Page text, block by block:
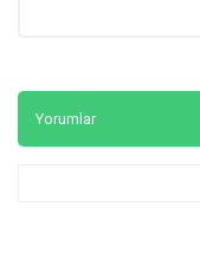
Yorumlar